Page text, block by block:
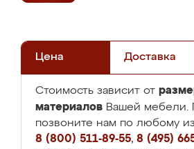
Цена Доставка
Стоимость зависит от
материалов Вашей мебели.
позвоните нам по любому
8 (800) 511-89-55, 8 (495)